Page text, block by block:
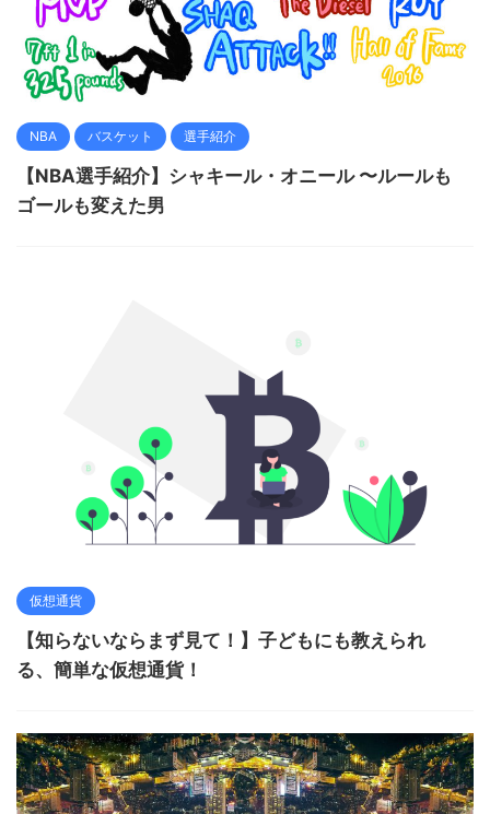
NBA バスケット 選手紹介
【NBA選手紹介】シャキール・オニール 〜ルールも
ゴールも変えた男
仮想通貨
【知らないならまず見て！】子どもにも教えられ
る、簡単な仮想通貨！